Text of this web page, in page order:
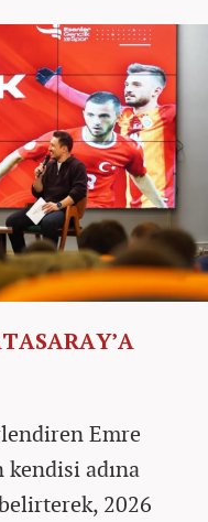
Emre
kendisi adına
2026